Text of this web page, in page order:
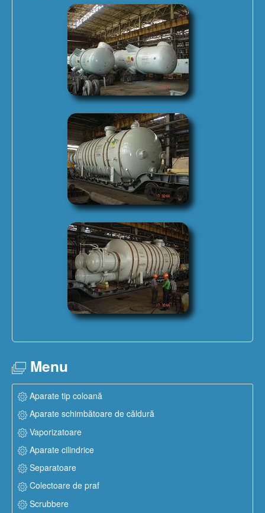
Menu
Aparate tip coloană
Aparate schimbătoare de căldură
Vaporizatoare
Aparate cilindrice
Separatoare
Colectoare de praf
Scrubbere